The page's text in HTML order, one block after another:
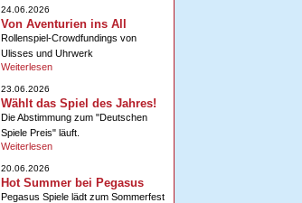
24.06.2026
Von Aventurien ins All
Rollenspiel-Crowdfundings von
Ulisses und Uhrwerk
Weiterlesen
23.06.2026
Wählt das Spiel des Jahres!
Die Abstimmung zum "Deutschen
Spiele Preis" läuft.
Weiterlesen
20.06.2026
Hot Summer bei Pegasus
Pegasus Spiele lädt zum Sommerfest